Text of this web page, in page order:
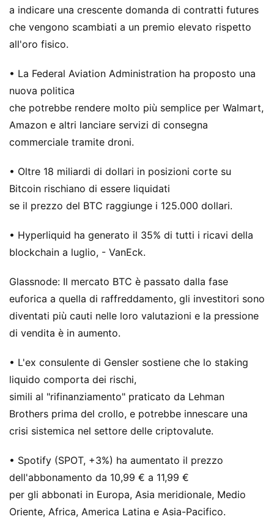
a indicare una crescente domanda di contratti futures
che vengono scambiati a un premio elevato rispetto
all'oro fisico.
• La Federal Aviation Administration ha proposto una
nuova politica
che potrebbe rendere molto più semplice per Walmart,
Amazon e altri lanciare servizi di consegna
commerciale tramite droni.
• Oltre 18 miliardi di dollari in posizioni corte su
Bitcoin rischiano di essere liquidati
se il prezzo del BTC raggiunge i 125.000 dollari.
• Hyperliquid ha generato il 35% di tutti i ricavi della
blockchain a luglio, - VanEck.
Glassnode: Il mercato BTC è passato dalla fase
euforica a quella di raffreddamento, gli investitori sono
diventati più cauti nelle loro valutazioni e la pressione
di vendita è in aumento.
• L'ex consulente di Gensler sostiene che lo staking
liquido comporta dei rischi,
simili al "rifinanziamento" praticato da Lehman
Brothers prima del crollo, e potrebbe innescare una
crisi sistemica nel settore delle criptovalute.
• Spotify (SPOT, +3%) ha aumentato il prezzo
dell'abbonamento da 10,99 € a 11,99 €
per gli abbonati in Europa, Asia meridionale, Medio
Oriente, Africa, America Latina e Asia-Pacifico.